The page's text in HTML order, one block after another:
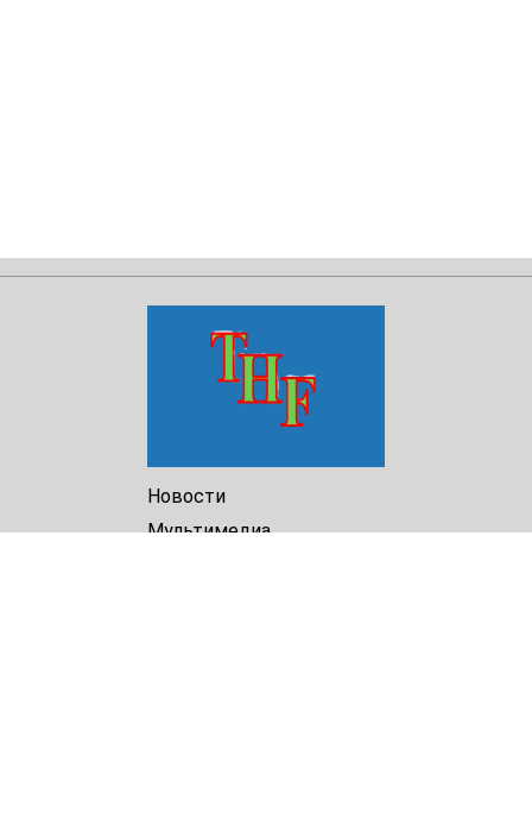
Новости
Мультимедиа